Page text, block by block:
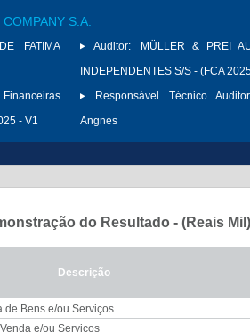
S.A.
FATIMA
- V1
Auditor:
MÜLLER & PREI
INDEPENDENTES S/S - (FCA
Responsável Técnico
Angnes